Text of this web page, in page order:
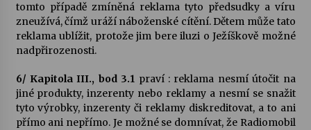
tomto případě zmíněná reklama tyto předsudky a víru
zneužívá, čímž uráží náboženské cítění. Dětem může tato
reklama ublížit, protože jim bere iluzi o Ježíškově možné
nadpřirozenosti.
6/ Kapitola III., bod 3.1 praví : reklama nesmí útočit na
jiné produkty, inzerenty nebo reklamy a nesmí se snažit
tyto výrobky, inzerenty či reklamy diskreditovat, a to ani
přímo ani nepřímo. Je možné se domnívat, že Radiomobil